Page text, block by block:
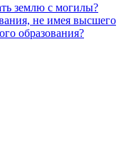
землю с могилы?
не имея высшего
образования?